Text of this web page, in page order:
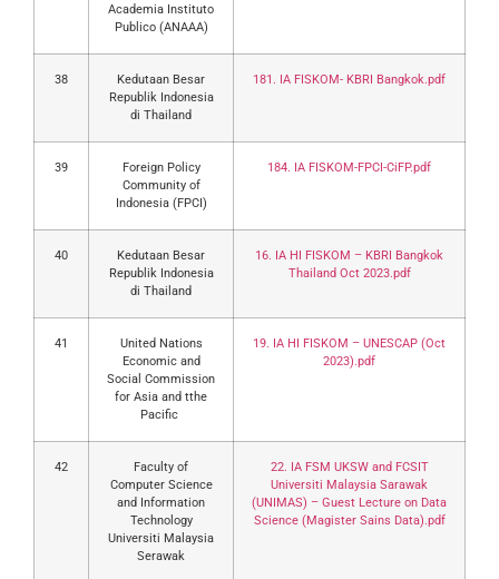
Academia Instituto
Publico (ANAAA)
38
Kedutaan Besar
Republik Indonesia
di Thailand
181. IA FISKOM- KBRI Bangkok.pdf
39
Foreign Policy
Community of
Indonesia (FPCI)
184. IA FISKOM-FPCI-CiFP.pdf
40
Kedutaan Besar
Republik Indonesia
di Thailand
16. IA HI FISKOM – KBRI Bangkok
Thailand Oct 2023.pdf
41
United Nations
Economic and
Social Commission
for Asia and tthe
Pacific
19. IA HI FISKOM – UNESCAP (Oct
2023).pdf
42
Faculty of
Computer Science
and Information
Technology
Universiti Malaysia
Serawak
22. IA FSM UKSW and FCSIT
Universiti Malaysia Sarawak
(UNIMAS) – Guest Lecture on Data
Science (Magister Sains Data).pdf